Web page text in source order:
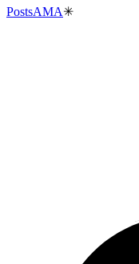
PostsAMA✳︎